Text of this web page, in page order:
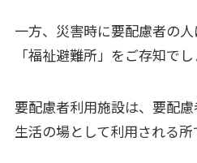
一方、災害時に要配慮者の
「福祉避難所」をご存知で
要配慮者利用施設は、要配
生活の場として利用される所